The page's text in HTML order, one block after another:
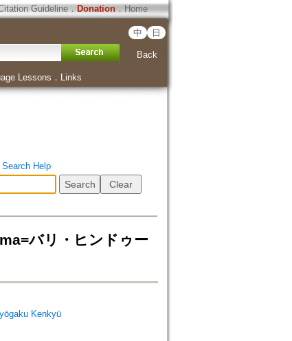
Guideline． Donation．Home
中 日
Back
Lessons ． Links
Search Help
バリ・ヒンドゥー
Kenkyū